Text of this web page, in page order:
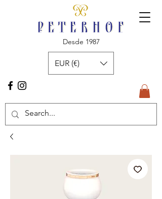
Desde 1987
EUR (€)